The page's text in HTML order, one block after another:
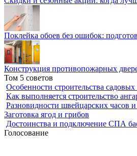
Поклейка обоев без ошибок:
Конструкция противопожарных
Том 5 советов
Особенности строительства
Как выполняется строительство
Разновидности швейцарских часов
Заготовка ягод и грибов
Достоинства и подключение СПА
Голосование